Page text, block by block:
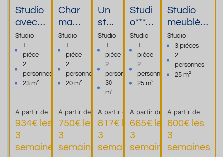
Studio
avec
accès
direct
les
Therm
es ***
de ville
Studio
1
pièce
2
personnes
23 m²
A partir de
934€ les
3
semaines
Plus
d'informations
Char
mant
studi
lumin
eux
au
centr
e ville
Studio
1
pièce
2
personnes
20 m²
A partir de
750€ les
3
semaines
d'informations
Un
stud
io
coc
oon
proc
he
des
mes
Studio
1
pièce
2
personnes
30
m²
A partir de
817€ les
3
semaines
d'informations
Studi
o***
Cure
Résid
ence
Ther
male
Dax
Studio
1
pièce
2
personnes
25 m²
A partir de
665€ les
3
semaines
Studio
meublé
3* pour
curistes
non
fumeur et
centre
ville
Studio
3 pièces
2
personnes
25 m²
A partir de
600€ les
3
semaines